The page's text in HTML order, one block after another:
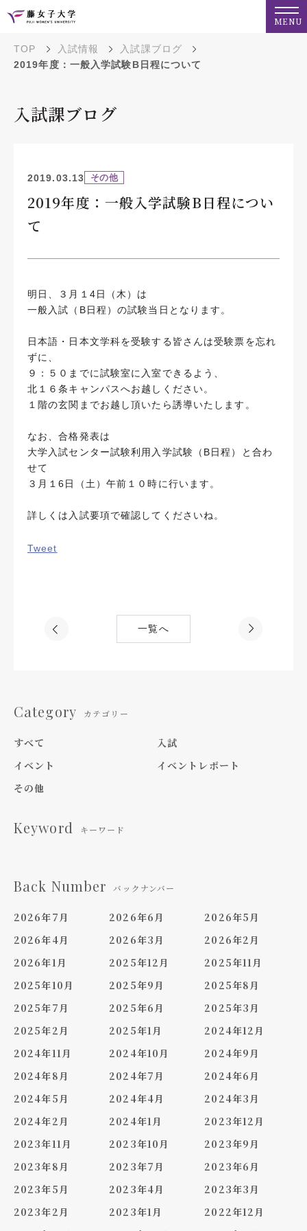
MENU
TOP 入試情報
入試課ブログ
2019年度：一般入学試験B日程について
入試課ブログ
2019.03.13 その他
2019年度：一般入学試験B日程につい
て
明日、３月１4日（木）は
一般入試（B日程）の試験当日となります。
日本語・日本文学科を受験する皆さんは受験票を忘れ
ずに、
９：５０までに試験室に入室できるよう、
北１６条キャンパスへお越しください。
１階の玄関までお越し頂いたら誘導いたします。
なお、合格発表は
大学入試センター試験利用入学試験（B日程）と合わ
せて
３月１6日（土）午前１０時に行います。
詳しくは入試要項で確認してくださいね。
Tweet
一覧へ
Category カテゴリー
すべて
入試
イベント
イベントレポート
その他
Keyword キーワード
Back Number バックナンバー
2026年7月 2026年6月
2026年5月
2026年4月
2026年3月
2026年2月
2026年1月
2025年12月
2025年11月
2025年10月
2025年9月
2025年8月
2025年7月
2025年6月
2025年3月
2025年2月
2025年1月
2024年12月
2024年11月
2024年10月
2024年9月
2024年8月
2024年7月
2024年6月
2024年5月
2024年4月
2024年3月
2024年2月
2024年1月
2023年12月
2023年11月
2023年10月
2023年9月
2023年8月
2023年7月
2023年6月
2023年5月
2023年4月
2023年3月
2023年2月
2023年1月
2022年12月